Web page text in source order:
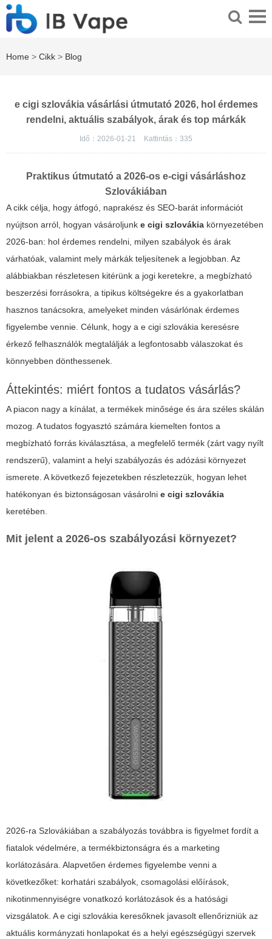
Home > Cikk > Blog
e cigi szlovákia vásárlási útmutató 2026, hol érdemes
rendelni, aktuális szabályok, árak és top márkák
Idő：2026-01-21 Kattintás： 335
Praktikus útmutató a 2026-os e-cigi vásárláshoz
Szlovákiában
A cikk célja, hogy átfogó, naprakész és SEO-barát információt
nyújtson arról, hogyan vásároljunk e cigi szlovákia környezetében
2026-ban: hol érdemes rendelni, milyen szabályok és árak
várhatóak, valamint mely márkák teljesítenek a legjobban. Az
alábbiakban részletesen kitérünk a jogi keretekre, a megbízható
beszerzési forrásokra, a tipikus költségekre és a gyakorlatban
hasznos tanácsokra, amelyeket minden vásárlónak érdemes
figyelembe vennie. Célunk, hogy a e cigi szlovákia keresésre
érkező felhasználók megtalálják a legfontosabb válaszokat és
könnyebben dönthessenek.
Áttekintés: miért fontos a tudatos vásárlás?
A piacon nagy a kínálat, a termékek minősége és ára széles skálán
mozog. A tudatos fogyasztó számára kiemelten fontos a
megbízható forrás kiválasztása, a megfelelő termék (zárt vagy nyílt
rendszerű), valamint a helyi szabályozás és adózási környezet
ismerete. A következő fejezetekben részletezzük, hogyan lehet
hatékonyan és biztonságosan vásárolni e cigi szlovákia
keretében.
Mit jelent a 2026-os szabályozási környezet?
2026-ra Szlovákiában a szabályozás továbbra is figyelmet fordít a
fiatalok védelmére, a termékbiztonságra és a marketing
korlátozására. Alapvetően érdemes figyelembe venni a
következőket: korhatári szabályok, csomagolási előírások,
nikotinmennyiségre vonatkozó korlátozások és a hatósági
vizsgálatok. Ae cigi szlovákia keresőknek javasolt ellenőrizniük az
aktuális kormányzati honlapokat és a helyi egészségügyi szervek